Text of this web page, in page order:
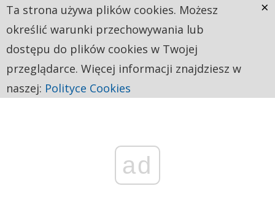
ad
Ta strona używa plików cookies. Możesz
określić warunki przechowywania lub
dostępu do plików cookies w Twojej
przeglądarce. Więcej informacji znajdziesz w
naszej: Polityce Cookies
×